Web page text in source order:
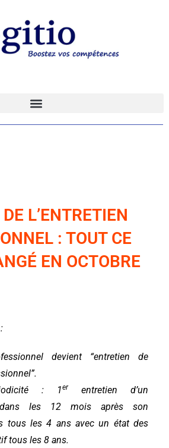
L’ENTRETIEN
: TOUT CE
EN OCTOBRE
devient “entretien de
: 1erentretien d’un
dans les 12 mois après son
tous les 4 ans avec un état des
tous les 8 ans.